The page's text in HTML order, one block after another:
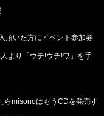
頂いた方にイベント参加券
より「ウチ!ウチ!ワ」を手
らmisonoはもうCDを発売す